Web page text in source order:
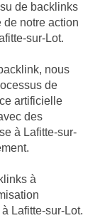
de backlinks
notre action
sur-Lot.
nous
de
artificielle
des
à Lafitte-sur-
à
Lafitte-sur-Lot.